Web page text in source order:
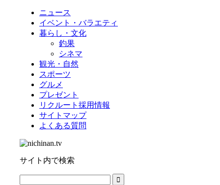
ニュース
イベント・バラエティ
暮らし・文化
釣果
シネマ
観光・自然
スポーツ
グルメ
プレゼント
リクルート採用情報
サイトマップ
よくある質問
サイト内で検索